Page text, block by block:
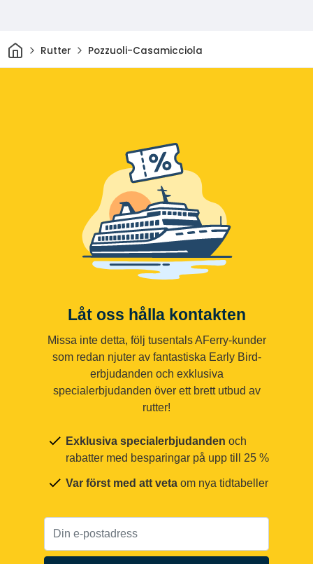
HemRutter Pozzuoli-Casamicciola
Låt oss hålla kontakten
Missa inte detta, följ tusentals AFerry-kunder
som redan njuter av fantastiska Early Bird-
erbjudanden och exklusiva
specialerbjudanden över ett brett utbud av
rutter!
Exklusiva specialerbjudanden och
rabatter med besparingar på upp till 25 %
Var först med att veta om nya tidtabeller